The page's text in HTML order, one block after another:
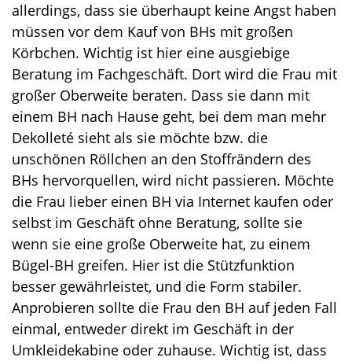
allerdings, dass sie überhaupt keine Angst haben
müssen vor dem Kauf von BHs mit großen
Körbchen. Wichtig ist hier eine ausgiebige
Beratung im Fachgeschäft. Dort wird die Frau mit
großer Oberweite beraten. Dass sie dann mit
einem BH nach Hause geht, bei dem man mehr
Dekolleté sieht als sie möchte bzw. die
unschönen Röllchen an den Stoffrändern des
BHs hervorquellen, wird nicht passieren. Möchte
die Frau lieber einen BH via Internet kaufen oder
selbst im Geschäft ohne Beratung, sollte sie
wenn sie eine große Oberweite hat, zu einem
Bügel-BH greifen. Hier ist die Stützfunktion
besser gewährleistet, und die Form stabiler.
Anprobieren sollte die Frau den BH auf jeden Fall
einmal, entweder direkt im Geschäft in der
Umkleidekabine oder zuhause. Wichtig ist, dass